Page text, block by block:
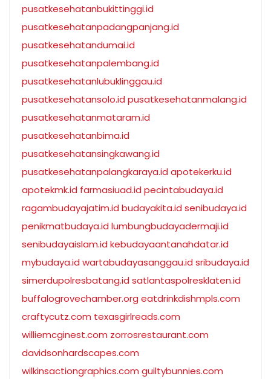
pusatkesehatanbukittinggi.id
pusatkesehatanpadangpanjang.id
pusatkesehatandumai.id
pusatkesehatanpalembang.id
pusatkesehatanlubuklinggau.id
pusatkesehatansolo.id pusatkesehatanmalang.id
pusatkesehatanmataram.id
pusatkesehatanbima.id
pusatkesehatansingkawang.id
pusatkesehatanpalangkaraya.id apotekerku.id
apotekmk.id farmasiuad.id pecintabudaya.id
ragambudayajatim.id budayakita.id senibudaya.id
penikmatbudaya.id lumbungbudayadermaji.id
senibudayaislam.id kebudayaantanahdatar.id
mybudaya.id wartabudayasanggau.id sribudaya.id
simerdupolresbatang.id satlantaspolresklaten.id
buffalogrovechamber.org eatdrinkdishmpls.com
craftycutz.com texasgirlreads.com
williemcginest.com zorrosrestaurant.com
davidsonhardscapes.com
wilkinsactiongraphics.com guiltybunnies.com